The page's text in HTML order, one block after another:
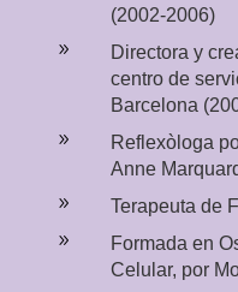
(2002-2006)
9
Directora y
centro de
Barcelona
9
Reflexòloga
Anne
9 Terapeuta de
9
Formada en
Celular, por